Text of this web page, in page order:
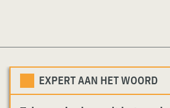
EXPERT AAN HET WOORD